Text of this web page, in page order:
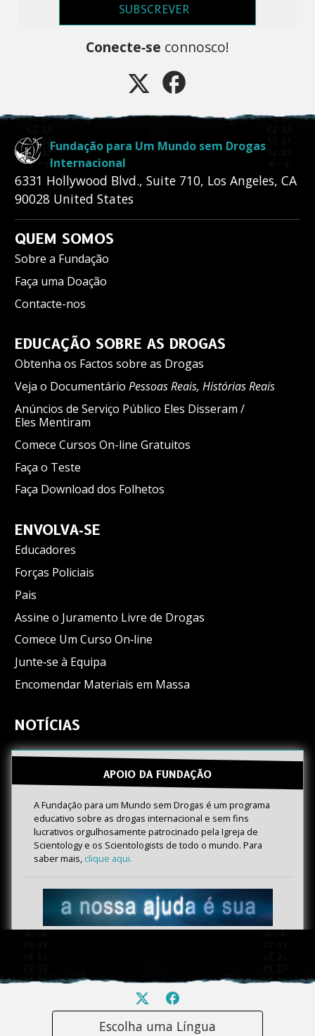
SUBSCREVER
Conecte‑se connosco!
Fundação para Um Mundo sem Drogas
Internacional
6331 Hollywood Blvd., Suite 710, Los Angeles, CA
90028 United States
QUEM SOMOS
Sobre a Fundação
Faça uma Doação
Contacte-nos
EDUCAÇÃO SOBRE AS DROGAS
Obtenha os Factos sobre as Drogas
Veja o Documentário Pessoas Reais, Histórias Reais
Anúncios de Serviço Público Eles Disseram /
Eles Mentiram
Comece Cursos On-line Gratuitos
Faça o Teste
Faça Download dos Folhetos
ENVOLVA‑SE
Educadores
Forças Policiais
Pais
Assine o Juramento Livre de Drogas
Comece Um Curso On‑line
Junte‑se à Equipa
Encomendar Materiais em Massa
NOTÍCIAS
APOIO DA FUNDAÇÃO
A Fundação para um Mundo sem Drogas é um programa
educativo sobre as drogas internacional e sem fins
lucrativos orgulhosamente patrocinado pela Igreja de
Scientology e os Scientologists de todo o mundo. Para
saber mais, clique aqui.
Escolha uma Língua